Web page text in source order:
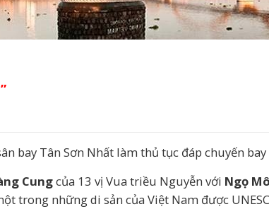
bay Tân Sơn Nhất làm thủ tục đáp chuyến
Cungcủa 13 vị Vua triều Nguyễn với Ngọ
trong những di sản của Việt Nam được